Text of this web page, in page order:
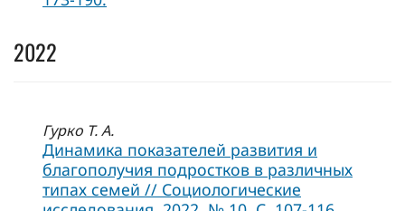
2022
Гурко Т. А.
Динамика показателей развития и
благополучия подростков в различных
типах семей // Социологические